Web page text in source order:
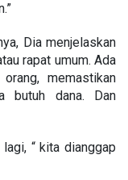
Dia menjelaskan
rapat umum. Ada
memastikan
butuh dana. Dan
“ kita dianggap